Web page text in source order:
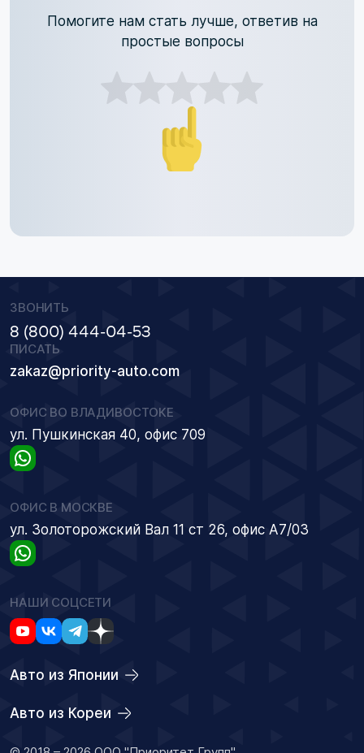
Помогите нам стать лучше, ответив на
простые вопросы
ЗВОНИТЬ
8 (800) 444-04-53
ПИСАТЬ
zakaz@priority-auto.com
ОФИС ВО ВЛАДИВОСТОКЕ
ул. Пушкинская 40, офис 709
ОФИС В МОСКВЕ
ул. Золоторожский Вал 11 ст 26, офис А7/03
НАШИ СОЦСЕТИ
Авто из Японии
Авто из Кореи